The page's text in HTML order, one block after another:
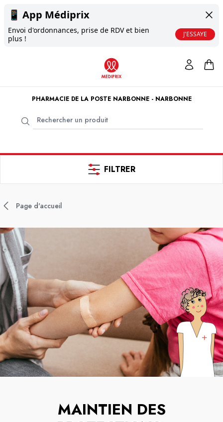
📱 App Médiprix
Envoi d'ordonnances, prise de RDV et bien
plus !
J'ESSAYE
PHARMACIE DE LA POSTE NARBONNE - NARBONNE
FILTRER
Page d'accueil
MAINTIEN DES